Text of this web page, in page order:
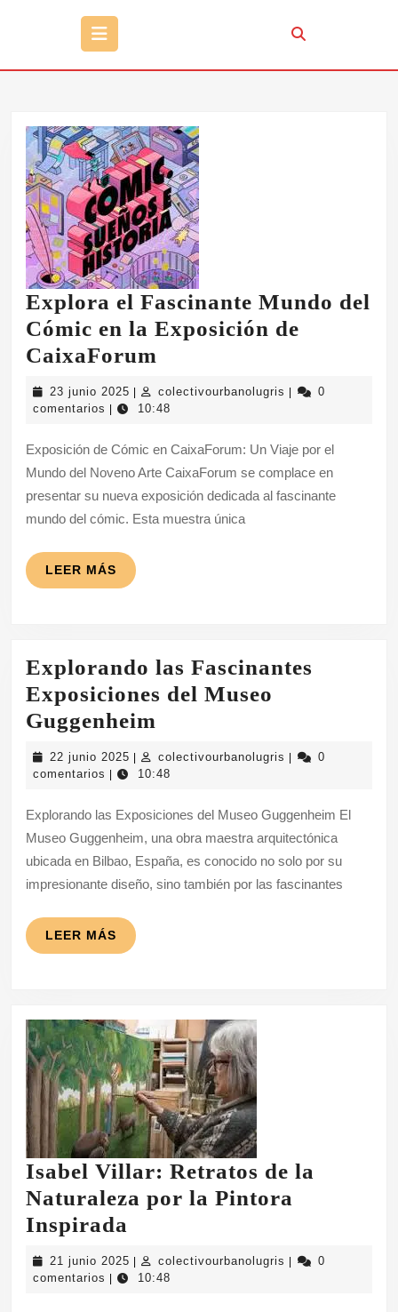
Botón
Explora el Fascinante Mundo del
Cómic en la Exposición de
CaixaForum
el
Fascinante
del
Cómic
en
23 junio 2025 23
junio
colectivourbanolugris
0
comentarios
10:48
Exposición de Cómic en CaixaForum: Un Viaje por el
Mundo del Noveno Arte CaixaForum se complace en
presentar su nueva exposición dedicada al fascinante
mundo del cómic. Esta muestra única
LEER MÁS LEER
MÁS
Explorando las Fascinantes
Exposiciones del Museo
Guggenheim
las
Fascinantes
del
Museo
Guggenheim
22 junio 2025 22
junio
colectivourbanolugris
0
comentarios
10:48
Explorando las Exposiciones del Museo Guggenheim El
Museo Guggenheim, una obra maestra arquitectónica
ubicada en Bilbao, España, es conocido no solo por su
impresionante diseño, sino también por las fascinantes
LEER MÁS LEER
MÁS
Isabel Villar: Retratos de la
Naturaleza por la Pintora
Inspirada
Villar:
Retratos
21 junio 2025 21
junio
colectivourbanolugris
0
comentarios
10:48